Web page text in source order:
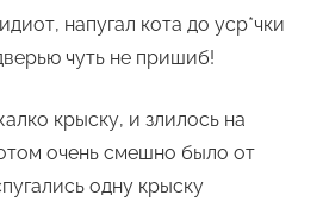
напугал кота до уср*чки
чуть не пришиб!
крыску, и злилось на
очень смешно было от
одну крыску